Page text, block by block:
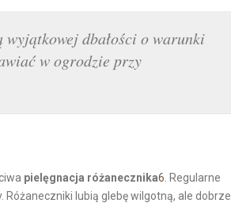
dbałości o warunki
w ogrodzie przy
pielęgnacja różanecznika6. Regularne
lubią glebę wilgotną, ale dobrze